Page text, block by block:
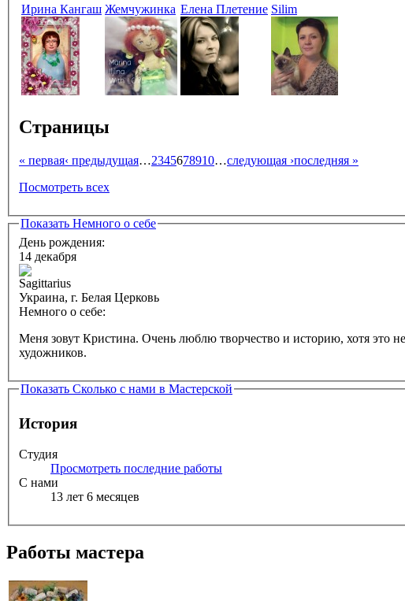
Ирина Кангаш Жемчужинка Елена Плетение Silim
Страницы
« первая‹ предыдущая…2345678910…следующая ›последняя »
Посмотреть всех
Показать Немного о себе
День рождения:
14 декабря
Украина, г. Белая Церковь
Немного о себе:
Меня зовут Кристина. Очень люблю творчество и историю, хотя
художников.
Показать Сколько с нами в Мастерской
История
Студия
Просмотреть последние работы
С нами
13 лет 6 месяцев
Работы мастера